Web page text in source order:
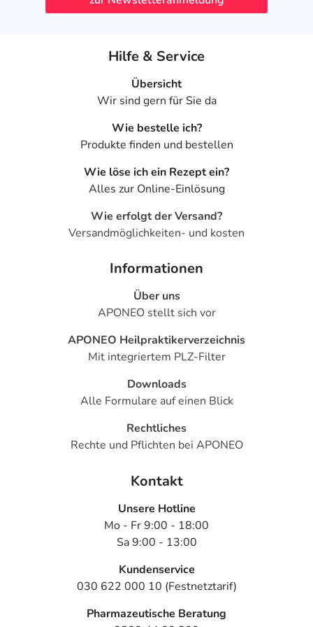
STADA Consumer Health Deutschland GmbH
elektronische Adresse: info@stada.de
Angaben gem. EU-Produktsicherheitsverordnung (GPSR)
Hilfe & Service
Übersicht
Wir sind gern für Sie da
Wie bestelle ich?
Produkte finden und bestellen
Wie löse ich ein Rezept ein?
Alles zur Online-Einlösung
Wie erfolgt der Versand?
Versandmöglichkeiten- und kosten
Informationen
Über uns
APONEO stellt sich vor
APONEO Heilpraktikerverzeichnis
Mit integriertem PLZ-Filter
Downloads
Alle Formulare auf einen Blick
Rechtliches
Rechte und Pflichten bei APONEO
Kontakt
Unsere Hotline
Mo - Fr 9:00 - 18:00
Sa 9:00 - 13:00
Kundenservice
030 622 000 10 (Festnetztarif)
Pharmazeutische Beratung